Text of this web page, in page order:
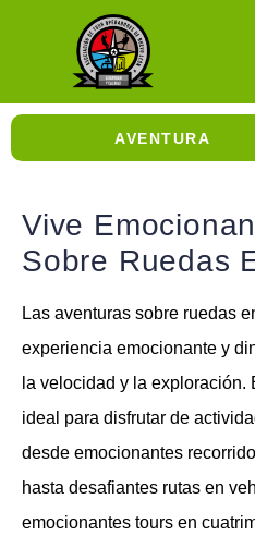
AVENTURA
Vive
Sobre Ruedas
Las aventuras sobre ruedas
experiencia emocionante y
la velocidad y la exploración.
ideal para disfrutar de
desde emocionantes
hasta desafiantes rutas en
emocionantes tours en